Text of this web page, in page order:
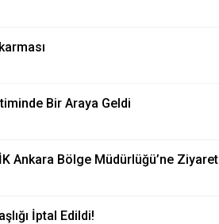
Bir Araya Geldi
Ankara Bölge Müdürlüğü’ne Ziyaret
İptal Edildi!